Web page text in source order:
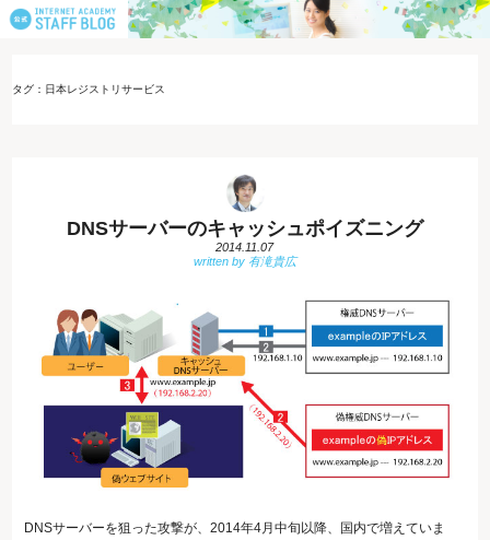
タグ：日本レジストリサービス
DNSサーバーのキャッシュポイズニング
2014.11.07
DNSサーバーを狙った攻撃が、2014年4月中旬以降、国内で増えていま